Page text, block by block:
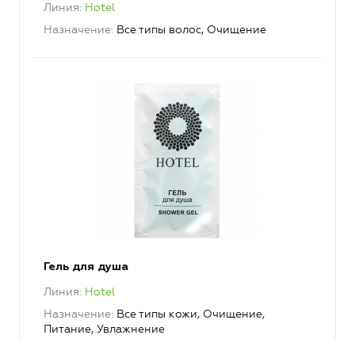
Линия Hotel
Назначение Все типы волос, Очищение
Гель для душа
Линия Hotel
Назначение Все типы кожи, Очищение,
Питание, Увлажнение